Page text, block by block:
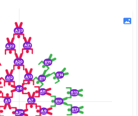
A5
Denis
A6
Jpp
A7
Jean Seb
A2*
Martial
A13
Raph
A9
Fred Lab
A12
Alban
A11
Bruno
B11
Remi
A20
Arnaud W
B10
Simon
B14
Polo
B15
Joelle
A21
Fred Bertin
B12
Mariette
A22
Gianni
B13
Marouane
A23
Blandine